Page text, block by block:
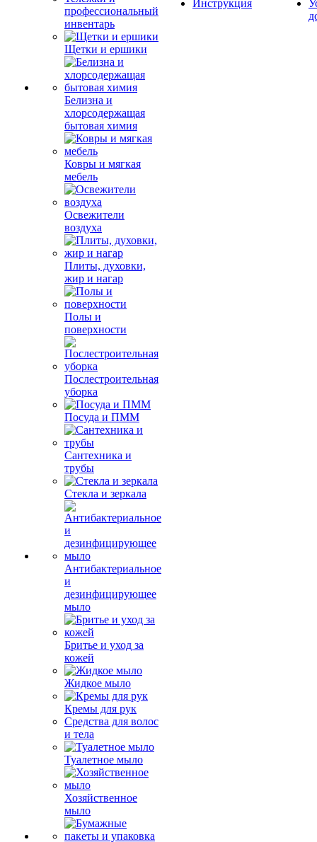
профессиональный
инвентарь
Щетки и ершики
Белизна и
хлорсодержащая
бытовая химия
Ковры и мягкая
мебель
Освежители
воздуха
Плиты, духовки,
жир и нагар
Полы и
поверхности
Послестроительная
уборка
Посуда и ПММ
Сантехника и
трубы
Стекла и зеркала
Антибактериальное
и
дезинфицирующее
мыло
Бритье и уход за
кожей
Жидкое мыло
Кремы для рук
Средства для волос
и тела
Туалетное мыло
Хозяйственное
мыло
Инструкция